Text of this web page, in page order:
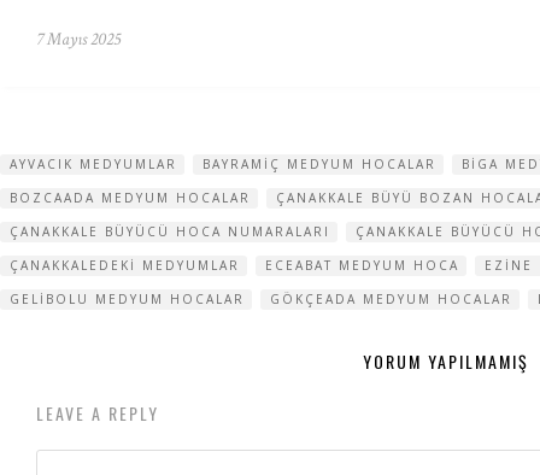
7 Mayıs 2025
AYVACIK MEDYUMLAR BAYRAMIÇ MEDYUM HOCALAR
BIGA
BOZCAADA MEDYUM HOCALAR
ÇANAKKALE BÜYÜ BOZAN
ÇANAKKALE BÜYÜCÜ HOCA NUMARALARI
ÇANAKKALE BÜYÜCÜ
ÇANAKKALEDEKI MEDYUMLAR
ECEABAT MEDYUM HOCA
EZINE
GELIBOLU MEDYUM HOCALAR
GÖKÇEADA MEDYUM HOCALAR
YORUM YAPILMAMIŞ
LEAVE A REPLY